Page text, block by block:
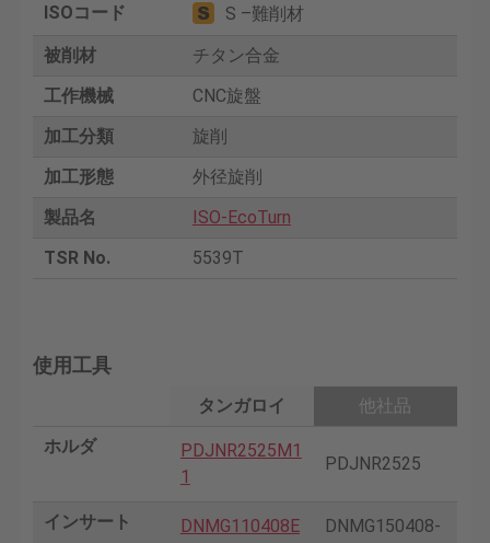
ISOコード
S –難削材
被削材
チタン合金
工作機械
CNC旋盤
加工分類
旋削
加工形態
外径旋削
製品名
ISO-EcoTurn
TSR No.
5539T
使用工具
タンガロイ
他社品
ホルダ
PDJNR2525M1
1
PDJNR2525
インサート
DNMG110408E
DNMG150408-